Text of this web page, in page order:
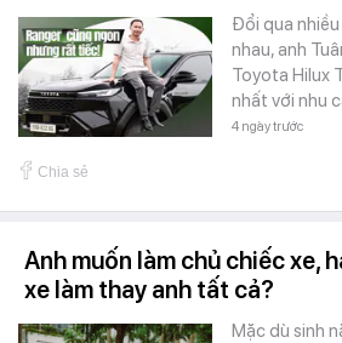
Đổi qua
nhau, anh
Toyota Hilux
nhất với nhu
4 ngày trước
Chia sẻ
Anh muốn làm chủ chiếc xe,
xe làm thay anh tất cả?
Mặc dù sinh